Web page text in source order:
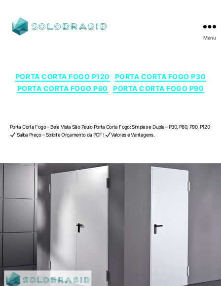
Menu
PORTA CORTA FOGO P120
PORTA CORTA FOGO P30
PORTA CORTA FOGO P60
PORTA CORTA FOGO P90
Porta Corta Fogo – Bela Vista São Paulo Porta Corta Fogo: Simples e Dupla – P30, P60, P90, P120
Saiba Preço – Solicite Orçamento da PCF !
Valores e Vantagens.